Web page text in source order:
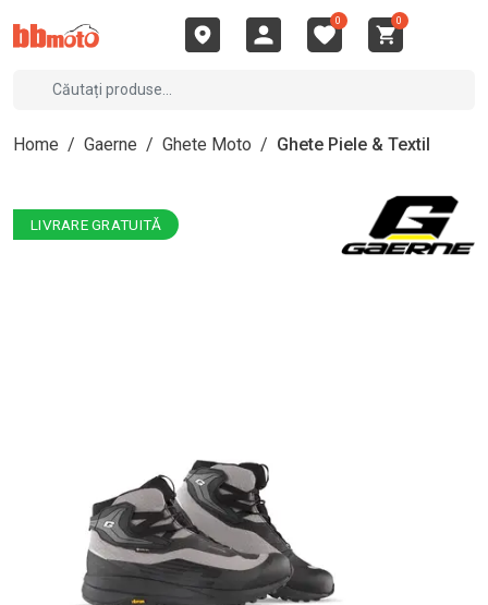
0 0
Home / Gaerne / Ghete Moto / Ghete Piele & Textil
LIVRARE GRATUITĂ